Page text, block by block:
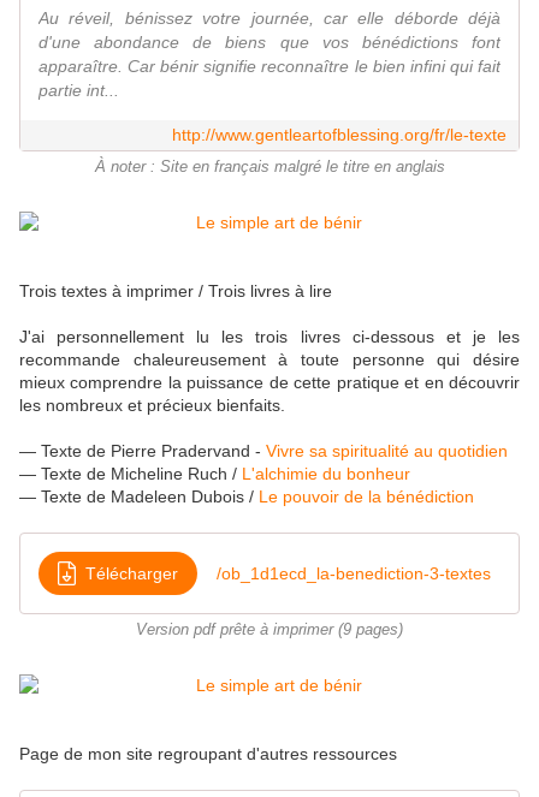
Au réveil, bénissez votre journée, car elle déborde déjà
d'une abondance de biens que vos bénédictions font
apparaître. Car bénir signifie reconnaître le bien infini qui fait
partie int...
http://www.gentleartofblessing.org/fr/le-texte
À noter : Site en français malgré le titre en anglais
Trois textes à imprimer / Trois livres à lire
J'ai personnellement lu les trois livres ci-dessous et je les
recommande chaleureusement à toute personne qui désire
mieux comprendre la puissance de cette pratique et en découvrir
les nombreux et précieux bienfaits.
— Texte de Pierre Pradervand - Vivre sa spiritualité au quotidien
— Texte de Micheline Ruch / L'alchimie du bonheur
— Texte de Madeleen Dubois / Le pouvoir de la bénédiction
Télécharger /ob_1d1ecd_la-benediction-3-textes
Version pdf prête à imprimer (9 pages)
Page de mon site regroupant d'autres ressources